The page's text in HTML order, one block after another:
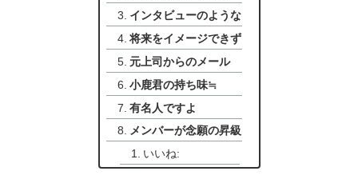
インタビューのような
将来をイメージできず
元上司からのメール
小鹿君の持ち味≒
有名人ですよ
メンバーが念願の昇級
いいね: